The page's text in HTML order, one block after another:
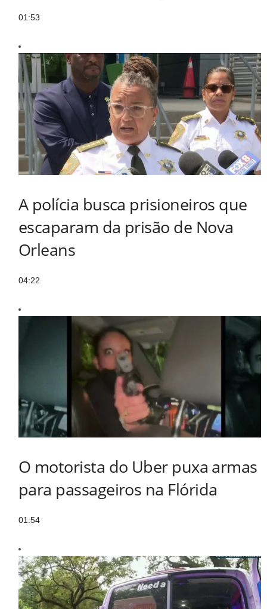
01:53
A polícia busca prisioneiros que
escaparam da prisão de Nova
Orleans
04:22
O motorista do Uber puxa armas
para passageiros na Flórida
01:54